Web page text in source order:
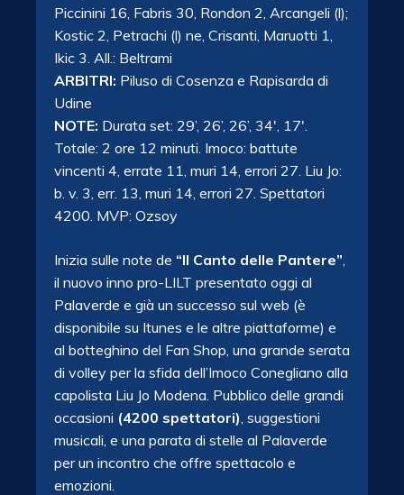
Piccinini 16, Fabris 30, Rondon 2, Arcangeli (l);
Kostic 2, Petrachi (l) ne, Crisanti, Maruotti 1,
Ikic 3. All.: Beltrami
ARBITRI: Piluso di Cosenza e Rapisarda di
Udine
NOTE: Durata set: 29’, 26’, 26’, 34′, 17′.
Totale: 2 ore 12 minuti. Imoco: battute
vincenti 4, errate 11, muri 14, errori 27. Liu Jo:
b. v. 3, err. 13, muri 14, errori 27. Spettatori
4200. MVP: Ozsoy
Inizia sulle note de “Il Canto delle Pantere”,
il nuovo inno pro-LILT presentato oggi al
Palaverde e già un successo sul web (è
disponibile su Itunes e le altre piattaforme) e
al botteghino del Fan Shop, una grande serata
di volley per la sfida dell’Imoco Conegliano alla
capolista Liu Jo Modena. Pubblico delle grandi
occasioni (4200 spettatori), suggestioni
musicali, e una parata di stelle al Palaverde
per un incontro che offre spettacolo e
emozioni.